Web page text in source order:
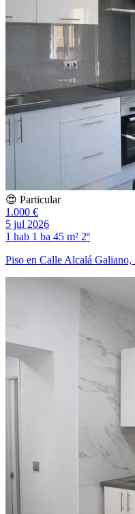
😍 Particular
1.000 €
5 jul 2026
1 hab 1 ba 45 m² 2º
Piso en Calle Alcalá Galiano,